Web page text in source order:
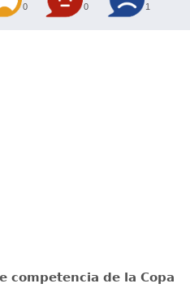
0 0 1
competencia de la Copa